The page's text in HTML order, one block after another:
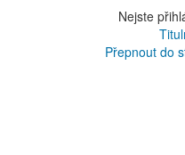
Nejste
Přepnout do